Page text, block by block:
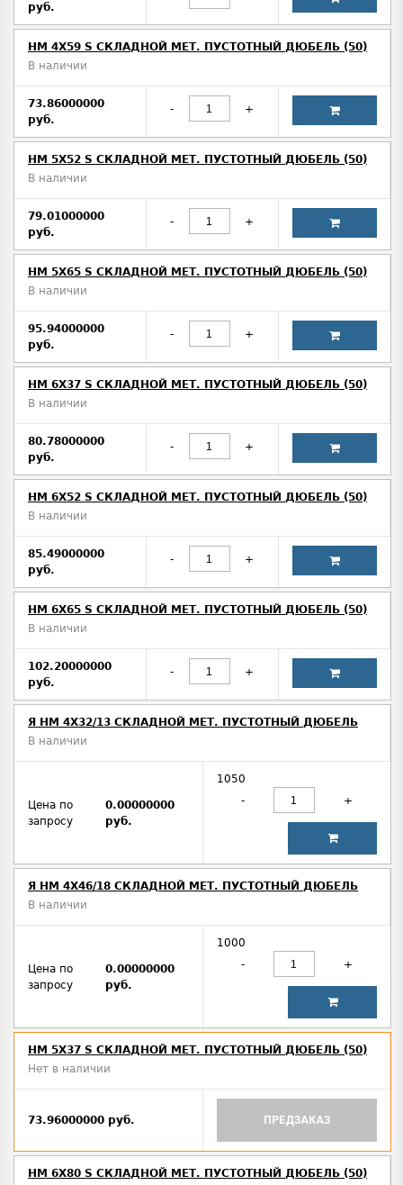
руб.
HM 4X59 S СКЛАДНОЙ МЕТ. ПУСТОТНЫЙ ДЮБЕЛЬ (50)
В наличии
73.86000000
руб.
- +
HM 5X52 S СКЛАДНОЙ МЕТ. ПУСТОТНЫЙ ДЮБЕЛЬ (50)
В наличии
79.01000000
руб.
- +
HM 5X65 S СКЛАДНОЙ МЕТ. ПУСТОТНЫЙ ДЮБЕЛЬ (50)
В наличии
95.94000000
руб.
- +
HM 6X37 S СКЛАДНОЙ МЕТ. ПУСТОТНЫЙ ДЮБЕЛЬ (50)
В наличии
80.78000000
руб.
- +
HM 6X52 S СКЛАДНОЙ МЕТ. ПУСТОТНЫЙ ДЮБЕЛЬ (50)
В наличии
85.49000000
руб.
- +
HM 6Х65 S СКЛАДНОЙ МЕТ. ПУСТОТНЫЙ ДЮБЕЛЬ (50)
В наличии
102.20000000
руб.
- +
Я HM 4X32/13 СКЛАДНОЙ МЕТ. ПУСТОТНЫЙ ДЮБЕЛЬ
В наличии
Цена по
запросу
0.00000000
руб.
1050
-
+
Я HM 4X46/18 СКЛАДНОЙ МЕТ. ПУСТОТНЫЙ ДЮБЕЛЬ
В наличии
Цена по
запросу
0.00000000
руб.
1000
-
+
HM 5X37 S СКЛАДНОЙ МЕТ. ПУСТОТНЫЙ ДЮБЕЛЬ (50)
Нет в наличии
73.96000000 руб. ПРЕДЗАКАЗ
HM 6X80 S СКЛАДНОЙ МЕТ. ПУСТОТНЫЙ ДЮБЕЛЬ (50)